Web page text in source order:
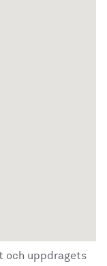
och uppdragets